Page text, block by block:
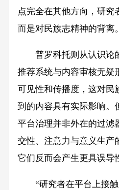
点完全在其他方向，研究
而是对民族志精神的背离。
普罗科托则从认识论
推荐系统与内容审核无疑
可见性和传播度，这对民
到的内容具有实际影响。
平台治理并非外在的过滤
交性、注意力与意义生产
它们反而会产生更具误导
“研究者在平台上接触